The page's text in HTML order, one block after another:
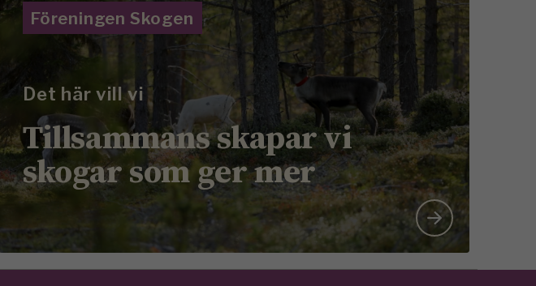
Föreningen Skogen
Det här vill vi
Tillsammans skapar vi
skogar som ger mer